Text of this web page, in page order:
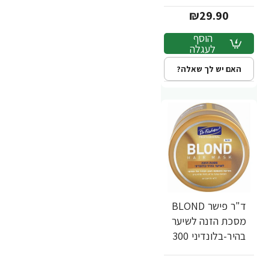
₪29.90
הוסף
לעגלה
האם יש לך שאלה?
ד"ר פישר BLOND
מסכת הזנה לשיער
בהיר-בלונדיני 300